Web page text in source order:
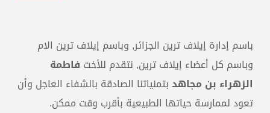
باسم إدارة إيلاف ترين الجزائر, وباسم إيلاف ترين الام
وباسم كل أعضاء إيلاف ترين, نتقدم للأخت فاطمة
الزهراء بن مجاهدبتمنياتنا الصادقة بالشفاء العاجل وأن
تعود لممارسة حياتها الطبيعية بأقرب وقت ممكن.